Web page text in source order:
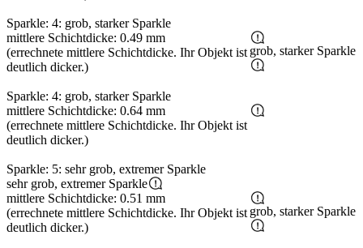
Sparkle: 4: grob, starker Sparkle
mittlere Schichtdicke: 0.49 mm
(errechnete mittlere Schichtdicke. Ihr Objekt ist
deutlich dicker.)
Sparkle: 4: grob, starker Sparkle
grob, starker Sparkle
mittlere Schichtdicke: 0.64 mm
(errechnete mittlere Schichtdicke. Ihr Objekt ist
deutlich dicker.)
Sparkle: 5: sehr grob, extremer Sparkle
sehr grob, extremer Sparkle
mittlere Schichtdicke: 0.51 mm
(errechnete mittlere Schichtdicke. Ihr Objekt ist
deutlich dicker.)
grob, starker Sparkle